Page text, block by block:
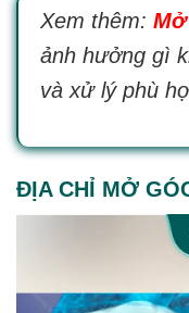
Xem thêm:
ảnh hưởng gì
và xử lý phù
ĐỊA CHỈ MỞ